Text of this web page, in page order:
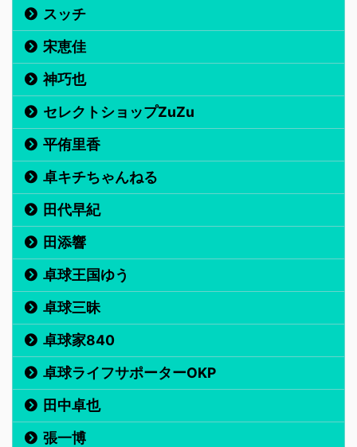
スッチ
宋恵佳
神巧也
セレクトショップZuZu
平侑里香
卓キチちゃんねる
田代早紀
田添響
卓球王国ゆう
卓球三昧
卓球家840
卓球ライフサポーターOKP
田中卓也
張一博